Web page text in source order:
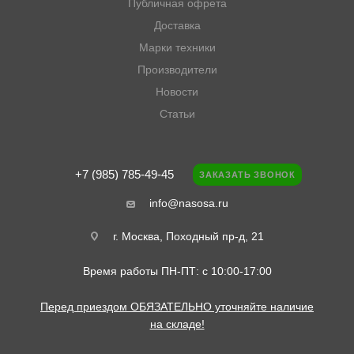
Публичная офрета
Доставка
Марки техники
Производители
Новости
Статьи
+7 (985) 785-49-45 ЗАКАЗАТЬ ЗВОНОК
info@nasosa.ru
г. Москва, Походный пр-д, 21
Время работы ПН-ПТ: с 10:00-17:00
Перед приездом ОБЯЗАТЕЛЬНО уточняйте наличие
на складе!